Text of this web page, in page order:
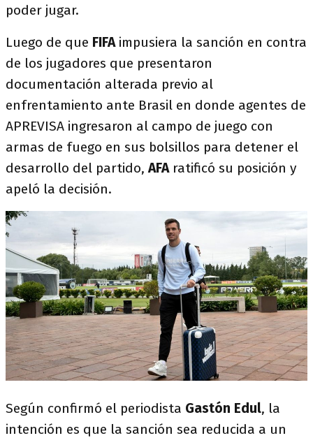
poder jugar.
Luego de que FIFA impusiera la sanción en contra
de los jugadores que presentaron
documentación alterada previo al
enfrentamiento ante Brasil en donde agentes de
APREVISA ingresaron al campo de juego con
armas de fuego en sus bolsillos para detener el
desarrollo del partido,AFA ratificó su posición y
apeló la decisión.
Según confirmó el periodista Gastón Edul, la
intención es que la sanción sea reducida a un